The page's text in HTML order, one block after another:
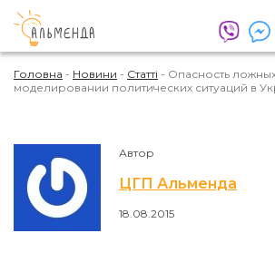
Головна - Новини - Статті - Опасность
моделировании политических ситуаций в
Автор
ЦГП Альменда
18.08.2015